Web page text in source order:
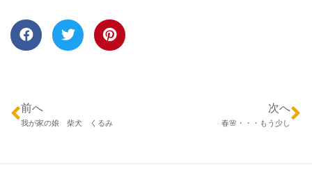
前へ
我が家の娘 柴犬 くるみ
次へ
春🌸・・・もう少し